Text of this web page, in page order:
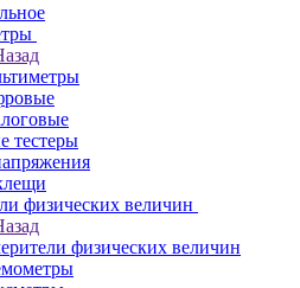
тестеры
физических величин
физических величин